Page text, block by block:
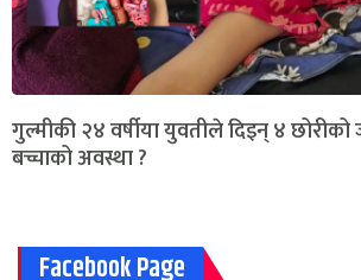
गुल्मीकी २४ वर्षीया युवतीले दिइन् ४
बच्चाको अवस्था ?
Facebook Page